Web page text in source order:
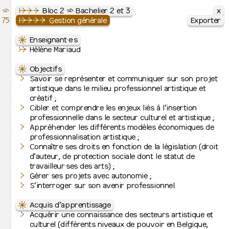
Le Septantecinq
École Supérieure des Arts de l’image
↦
Cursus
↦ ⇒ Peinture
↦
↦
⇒ Graphisme
↦ ⇒ Photographie
↦
Bachelier de spécialisation
↦
Jurys de fin d’études
↦
Admissions et inscription
↦
Inscriptions à l’école
↦
⇒
Admission 2026-2027
↦
L’école
↦
⇒
Présentation
↦
⇒
Contacts et lieux d’activité
↦
↦
⇒ Relations internationales
↦ ⇒ Recherche artistique
↦
Cinquante ans d’histoire
↦ Cursus
↦⇒ Peinture
x
Exporter
Voir les 19 images
Projet pédagogique
L’orientation Peinture propose de développer un langage
plastique alliant plusieurs disciplines artistiques et
accordant une importance manifeste aux réalités
↦⇒ Peinture
↦⇒⇒ Bloc 2 ⇶ Bachelier 2 et 3
x
Exporter
⇋ Cours artistiques
UE 23010
Atelier
UE 23120
Q1 + Q2
Dessin - Atelier 2
UE 23122
Gravure - Atelier Q1
UE 23123
Q2
Gravure - Atelier Q2
UE 23130
Q1
Livres d’artistes - Atelier Q1
UE 23010
Q1 + Q2
Documentation
Pratiques de la recherche
↦⇒⇒ Bloc 2 ⇶ Bachelier 2 et 3
↦⇒⇒⇒ Gestion générale
x
Exporter
⇋ Enseignant·e·s
↛ Hélène Mariaud
⇋ Objectifs
Savoir se représenter et communiquer sur son projet
artistique dans le milieu professionnel artistique et
créatif ;
Cibler et comprendre les enjeux liés à l’insertion
professionnelle dans le secteur culturel et artistique ;
Appréhender les différents modèles économiques de
professionnalisation artistique ;
Connaître ses droits en fonction de la législation (droit
d’auteur, de protection sociale dont le statut de
travailleur·ses des arts) ;
Gérer ses projets avec autonomie ;
S’interroger sur son avenir professionnel.
⇋ Acquis d’apprentissage
Acquérir une connaissance des secteurs artistique et
culturel (différents niveaux de pouvoir en Belgique,
⇶
75